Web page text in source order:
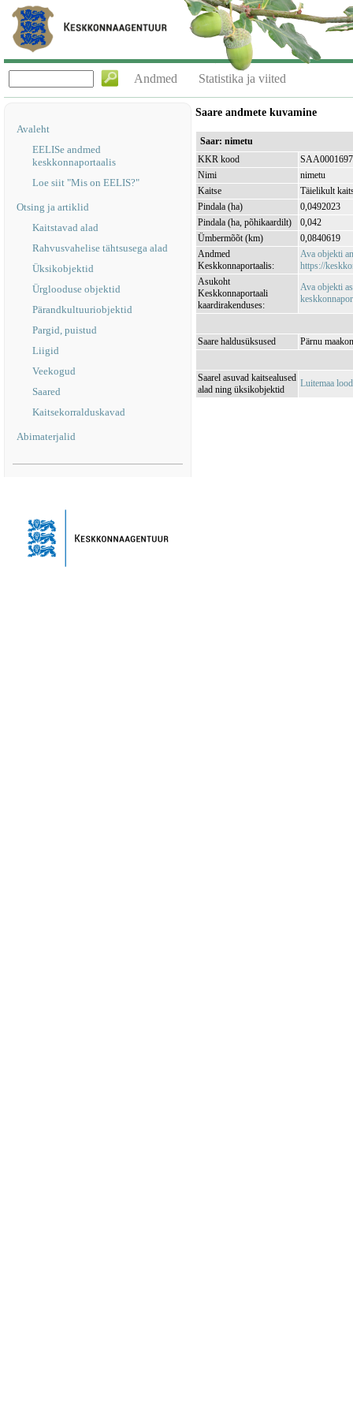
Andmed Statistika ja viited
Avaleht
EELISe andmed
keskkonnaportaalis
Loe siit "Mis on EELIS?"
Otsing ja artiklid
Kaitstavad alad
Rahvusvahelise tähtsusega alad
Üksikobjektid
Ürglooduse objektid
Pärandkultuuriobjektid
Pargid, puistud
Liigid
Veekogud
Saared
Kaitsekorralduskavad
Abimaterjalid
Saare andmete kuvamine
Saar: nimetu
KKR kood
SAA0001697
Nimi
nimetu
Kaitse
Täielikult
Pindala (ha)
0,0492023
Pindala (ha, põhikaardilt)
0,042
Ümbermõõt (km)
0,0840619
Andmed
Keskkonnaportaalis:
Ava objekti
https://
Asukoht
Keskkonnaportaali
kaardirakenduses:
Ava objekti
Saare haldusüksused Pärnu
Saarel asuvad kaitsealused
alad ning üksikobjektid
Luitemaa